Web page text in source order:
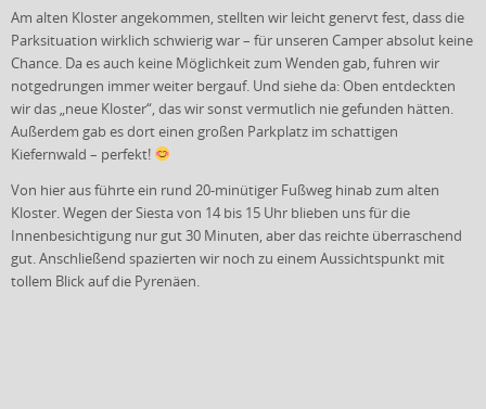
Am alten Kloster angekommen, stellten wir leicht genervt fest, dass die
Parksituation wirklich schwierig war – für unseren Camper absolut keine
Chance. Da es auch keine Möglichkeit zum Wenden gab, fuhren wir
notgedrungen immer weiter bergauf. Und siehe da: Oben entdeckten
wir das „neue Kloster“, das wir sonst vermutlich nie gefunden hätten.
Außerdem gab es dort einen großen Parkplatz im schattigen
Kiefernwald – perfekt!
Von hier aus führte ein rund 20-minütiger Fußweg hinab zum alten
Kloster. Wegen der Siesta von 14 bis 15 Uhr blieben uns für die
Innenbesichtigung nur gut 30 Minuten, aber das reichte überraschend
gut. Anschließend spazierten wir noch zu einem Aussichtspunkt mit
tollem Blick auf die Pyrenäen.